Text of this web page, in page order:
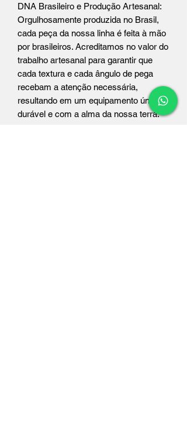
DNA Brasileiro e Produção Artesanal:
Orgulhosamente produzida no Brasil,
cada peça da nossa linha é feita à mão
por brasileiros. Acreditamos no valor do
trabalho artesanal para garantir que
cada textura e cada ângulo de pega
recebam a atenção necessária,
resultando em um equipamento único,
durável e com a alma da nossa terra.